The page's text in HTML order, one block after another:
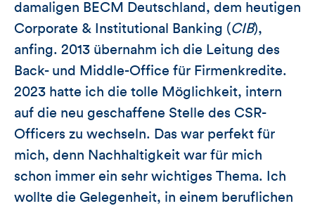
damaligen BECM Deutschland, dem heutigen
Corporate & Institutional Banking (CIB),
anfing. 2013 übernahm ich die Leitung des
Back- und Middle-Office für Firmenkredite.
2023 hatte ich die tolle Möglichkeit, intern
auf die neu geschaffene Stelle des CSR-
Officers zu wechseln. Das war perfekt für
mich, denn Nachhaltigkeit war für mich
schon immer ein sehr wichtiges Thema. Ich
wollte die Gelegenheit, in einem beruflichen